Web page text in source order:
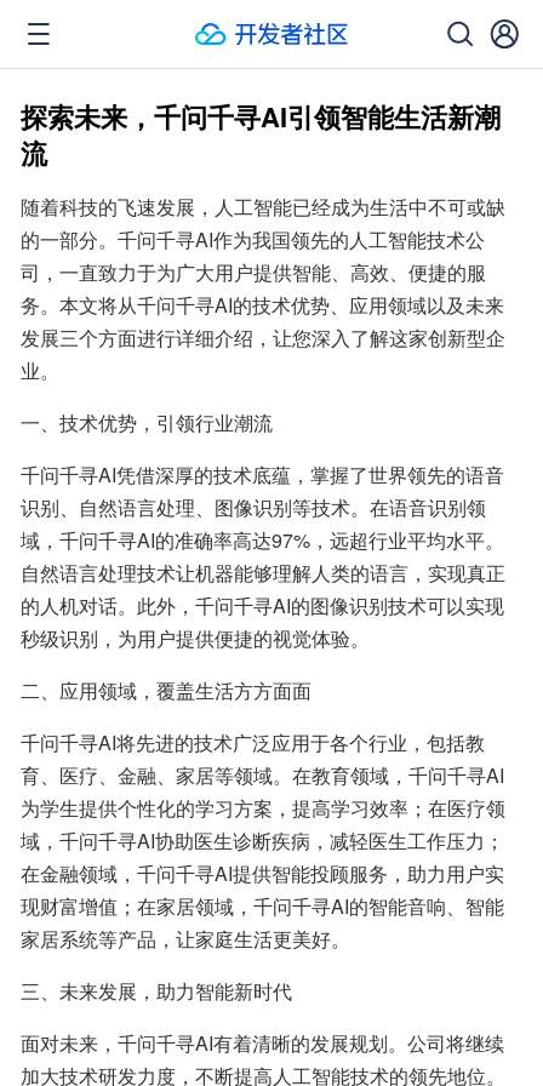
探索未来，千问千寻AI引领智能生活新潮
流
随着科技的飞速发展，人工智能已经成为生活中不可或缺
的一部分。千问千寻AI作为我国领先的人工智能技术公
司，一直致力于为广大用户提供智能、高效、便捷的服
务。本文将从千问千寻AI的技术优势、应用领域以及未来
发展三个方面进行详细介绍，让您深入了解这家创新型企
业。
一、技术优势，引领行业潮流
千问千寻AI凭借深厚的技术底蕴，掌握了世界领先的语音
识别、自然语言处理、图像识别等技术。在语音识别领
域，千问千寻AI的准确率高达97%，远超行业平均水平。
自然语言处理技术让机器能够理解人类的语言，实现真正
的人机对话。此外，千问千寻AI的图像识别技术可以实现
秒级识别，为用户提供便捷的视觉体验。
二、应用领域，覆盖生活方方面面
千问千寻AI将先进的技术广泛应用于各个行业，包括教
育、医疗、金融、家居等领域。在教育领域，千问千寻AI
为学生提供个性化的学习方案，提高学习效率；在医疗领
域，千问千寻AI协助医生诊断疾病，减轻医生工作压力；
在金融领域，千问千寻AI提供智能投顾服务，助力用户实
现财富增值；在家居领域，千问千寻AI的智能音响、智能
家居系统等产品，让家庭生活更美好。
三、未来发展，助力智能新时代
面对未来，千问千寻AI有着清晰的发展规划。公司将继续
加大技术研发力度，不断提高人工智能技术的领先地位。